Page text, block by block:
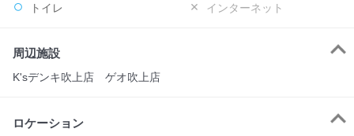
トイレ
インターネット
周辺施設
K'sデンキ吹上店 ゲオ吹上店
ロケーション